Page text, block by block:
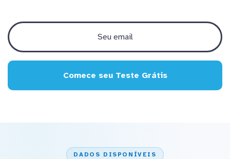
Comece seu Teste Grátis
DADOS DISPONÍVEIS